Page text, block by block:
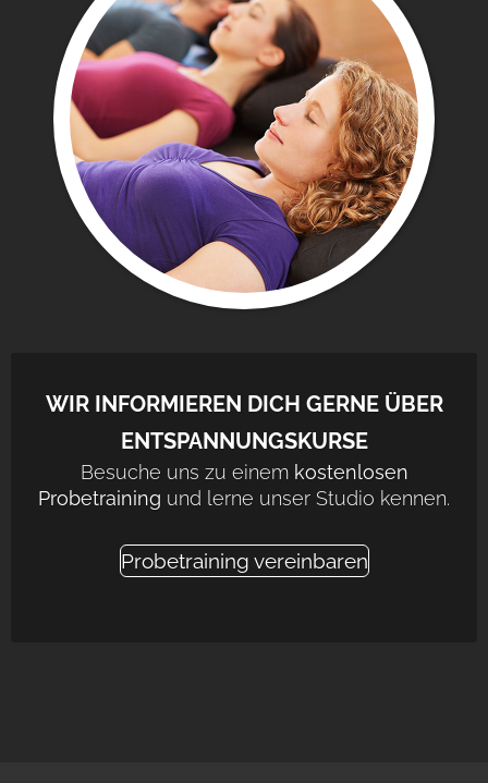
WIR INFORMIEREN DICH GERNE ÜBER
ENTSPANNUNGSKURSE
Besuche uns zu einem kostenlosen
Probetraining und lerne unser Studio kennen.
Probetraining vereinbaren